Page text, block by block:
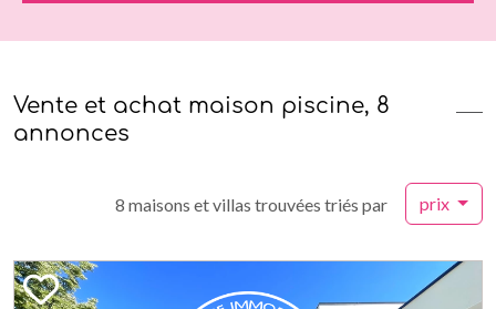
Vente et achat maison piscine, 8
annonces
8 maisons et villas trouvées triés par prix